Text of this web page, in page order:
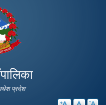
मधेश प्रदेश